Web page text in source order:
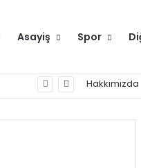
Asayiş Spor
Hakkımızda